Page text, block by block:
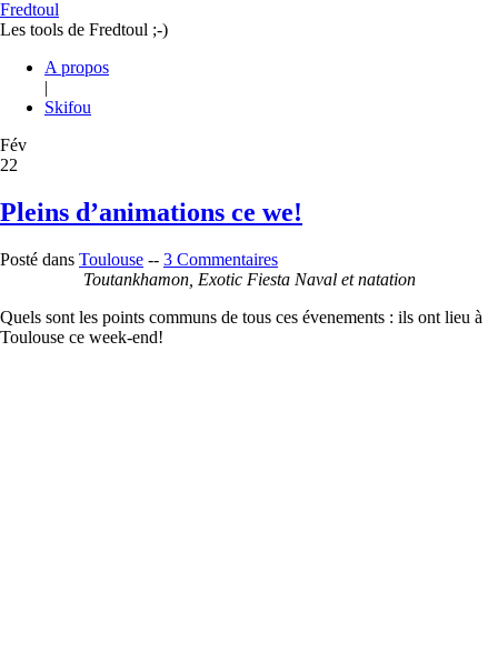
Fredtoul
Les tools de Fredtoul ;-)
A propos
|
Skifou
Fév
22
Pleins d’animations ce we!
Posté dans Toulouse -- 3 Commentaires
Toutankhamon, Exotic Fiesta Naval et natation
Quels sont les points communs de tous ces évenements : ils ont lieu à
Toulouse ce week-end!